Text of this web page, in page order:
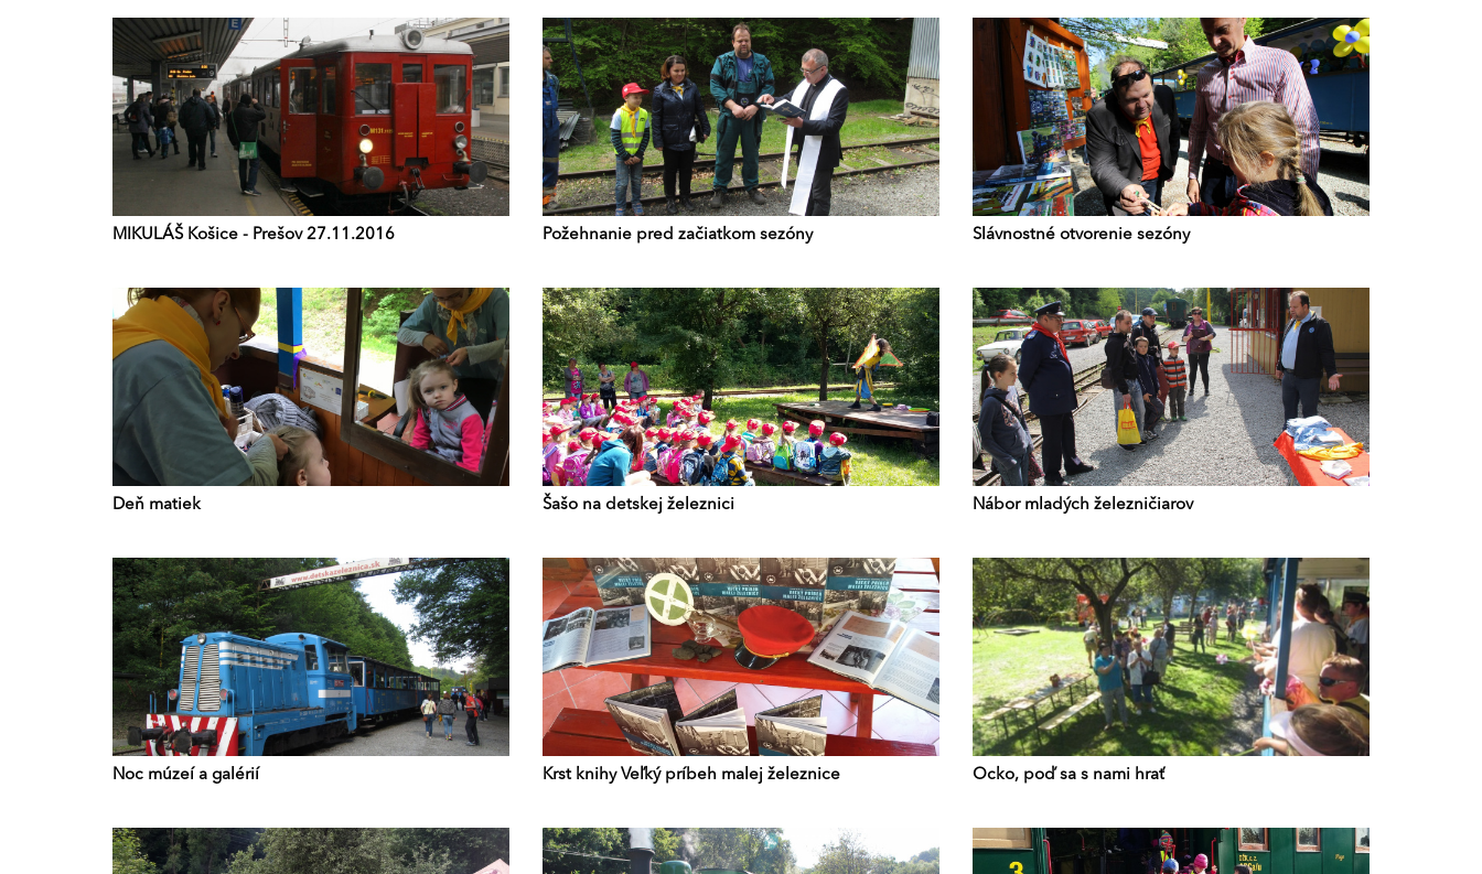
MIKULÁŠ Košice - Prešov 27.11.2016 Požehnanie pred začiatkom sezóny Slávnostné otvorenie sezóny
Deň matiek Šašo na detskej železnici Nábor mladých železničiarov
Noc múzeí a galérií Krst knihy Veľký príbeh malej železnice Ocko, poď sa s nami hrať